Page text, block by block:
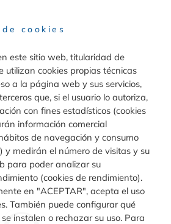
molecular
cookies
este sitio web, titularidad de
utilizan cookies propias técnicas
a la página web y sus servicios,
que, si el usuario lo autoriza,
con fines estadísticos (cookies
información comercial
de navegación y consumo
y medirán el número de visitas y su
para poder analizar su
(cookies de rendimiento).
en "ACEPTAR", acepta el uso
También puede configurar qué
instalen o rechazar su uso. Para